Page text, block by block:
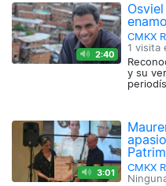
2:40
CMKX
1 visita
y su
3:01
CMKX